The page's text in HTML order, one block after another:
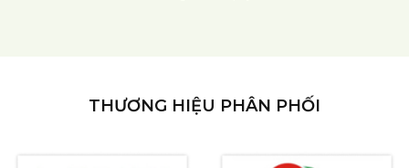
THƯƠNG HIỆU PHÂN PHỐI